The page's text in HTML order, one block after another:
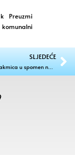
Preuzmi
SLJEDEĆE
Prijateljska utakmica u spomen na Ivana Vabeca